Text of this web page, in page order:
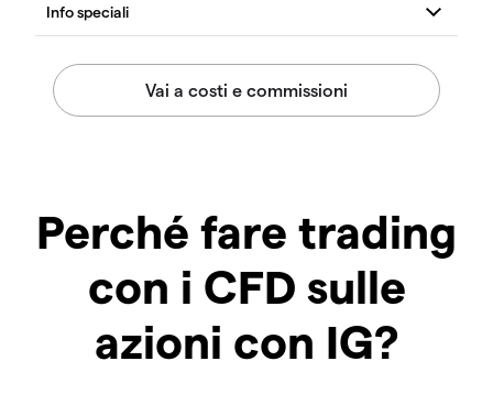
Perché fare trading
con i CFD sulle
azioni con IG?